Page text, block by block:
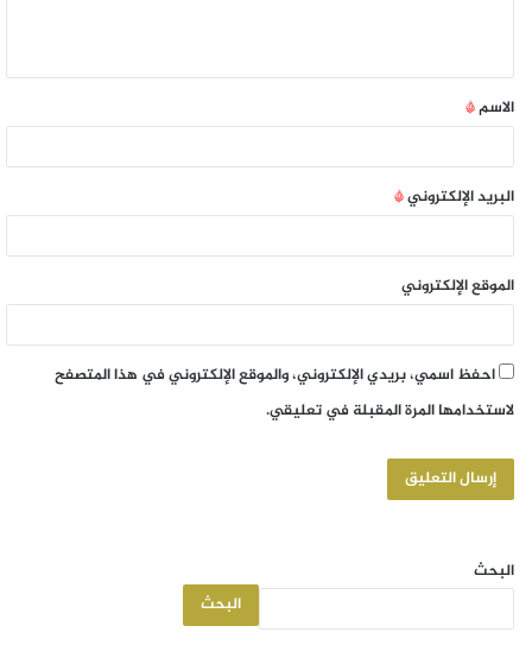
الاسم*
البريد الإلكتروني*
الموقع الإلكتروني
احفظ اسمي، بريدي الإلكتروني، والموقع الإلكتروني في هذا المتصفح
لاستخدامها المرة المقبلة في تعليقي.
البحث
البحث